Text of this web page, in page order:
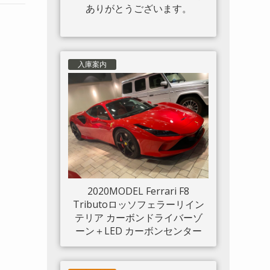
ありがとうございます。
入庫案内
2020MODEL Ferrari F8
Tributoロッソフェラーリイン
テリア カーボンドライバーゾ
ーン＋LED カーボンセンター
ブリッジ カーボンインナード
アハンドル カーボンリアブー